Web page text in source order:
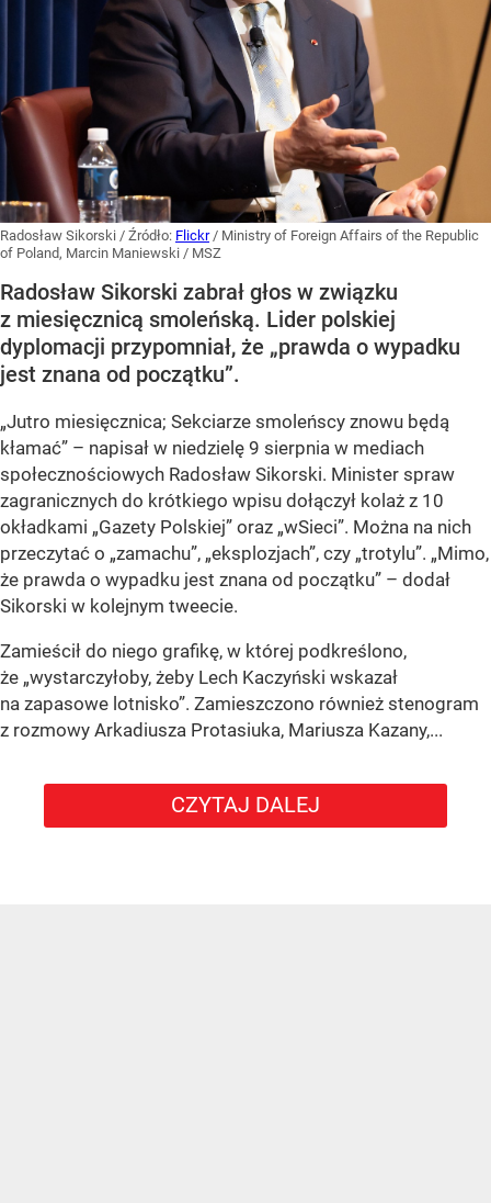
Radosław Sikorski / Źródło: Flickr / Ministry of Foreign Affairs of the Republic
of Poland, Marcin Maniewski / MSZ
Radosław Sikorski zabrał głos w związku
z miesięcznicą smoleńską. Lider polskiej
dyplomacji przypomniał, że „prawda o wypadku
jest znana od początku”.
„Jutro miesięcznica; Sekciarze smoleńscy znowu będą
kłamać” – napisał w niedzielę 9 sierpnia w mediach
społecznościowych Radosław Sikorski. Minister spraw
zagranicznych do krótkiego wpisu dołączył kolaż z 10
okładkami „Gazety Polskiej” oraz „wSieci”. Można na nich
przeczytać o „zamachu”, „eksplozjach”, czy „trotylu”. „Mimo,
że prawda o wypadku jest znana od początku” – dodał
Sikorski w kolejnym tweecie.
Zamieścił do niego grafikę, w której podkreślono,
że „wystarczyłoby, żeby Lech Kaczyński wskazał
na zapasowe lotnisko”. Zamieszczono również stenogram
z rozmowy Arkadiusza Protasiuka, Mariusza Kazany,...
CZYTAJ DALEJ